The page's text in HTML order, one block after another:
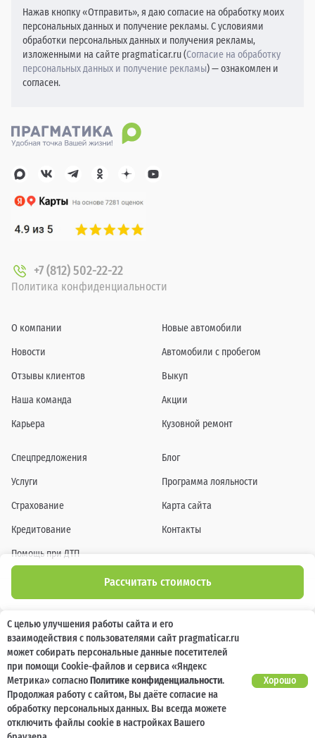
Нажав кнопку «Отправить», я даю согласие на обработку моих
персональных данных и получение рекламы. С условиями
обработки персональных данных и получения рекламы,
изложенными на сайте pragmaticar.ru (Согласие на обработку
персональных данных и получение рекламы) — ознакомлен и
согласен.
Рассчитать стоимость
+7 (812) 502-22-22
Политика конфиденциальности
О компании
Новости
Отзывы клиентов
Наша команда
Карьера
Новые автомобили
Автомобили с пробегом
Выкуп
Акции
Кузовной ремонт
Спецпредложения
Услуги
Страхование
Кредитование
Помощь при ДТП
Блог
Программа лояльности
Карта сайта
Контакты
Информация о технических характеристиках, составе комплектаций, цветовой
гамме и стоимости автомобилей, а также действующих акциях, сроках и условиях
их проведения, указанных на сайте www.pragmaticar.ru, носит информационный
характер и ни при каких условиях не является публичной офертой,
определяемой положениями пунктом 2 статьи 437 Гражданского кодекса
Российской Федерации. Для получения подробной информации обращайтесь к
специалистам нашей компании.
© ПРАГМАТИКА, 2026
С целью улучшения работы сайта и его
взаимодействия с пользователями сайт pragmaticar.ru
может собирать персональные данные посетителей
при помощи Cookie-файлов и сервиса «Яндекс
Метрика» согласноПолитике конфиденциальности.
Продолжая работу с сайтом, Вы даёте согласие на
обработку персональных данных. Вы всегда можете
отключить файлы cookie в настройках Вашего
Хорошо